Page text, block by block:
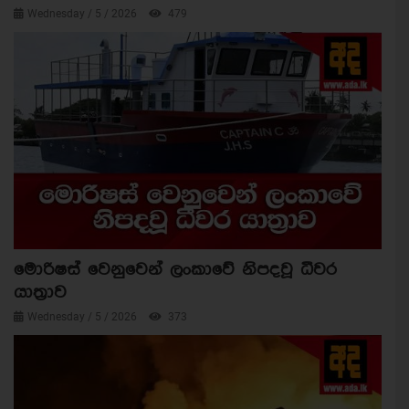
Wednesday / 5 / 2026 479
මොරිෂස් වෙනුවෙන් ලංකාවේ නිපදවූ ධීවර
යාත්‍රාව
Wednesday / 5 / 2026 373